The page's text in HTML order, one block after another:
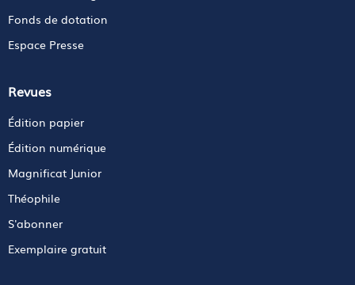
Fonds de dotation
Espace Presse
Revues
Édition papier
Édition numérique
Magnificat Junior
Théophile
S'abonner
Exemplaire gratuit